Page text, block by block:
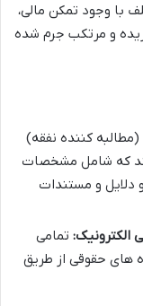
با وجود تمکن مالی،
و مرتکب جرم شده
کننده نفقه)
که شامل مشخصات
دلایل و مستندات
الکترونیک: تمامی
های حقوقی از طریق